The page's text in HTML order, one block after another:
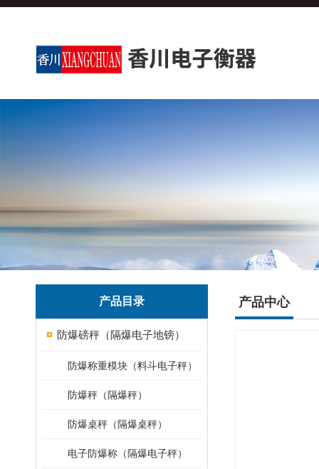
产品目录
防爆磅秤（隔爆电子地镑）
防爆称重模块（料斗电子秤）
防爆秤（隔爆秤）
防爆桌秤（隔爆桌秤）
电子防爆称（隔爆电子秤）
产品中心